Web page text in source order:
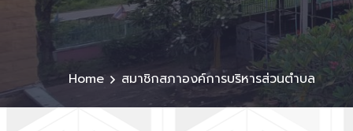
Home สมาชิกสภาองค์การบริหารส่วนตำบล